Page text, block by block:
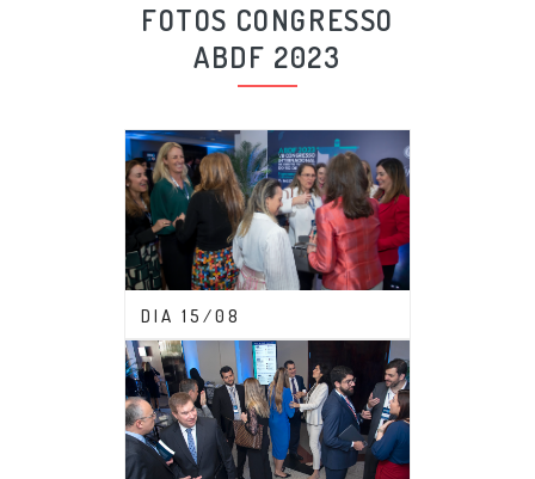
FOTOS CONGRESSO
ABDF 2023
DIA 15/08
CONGRESSO ABDF 2023